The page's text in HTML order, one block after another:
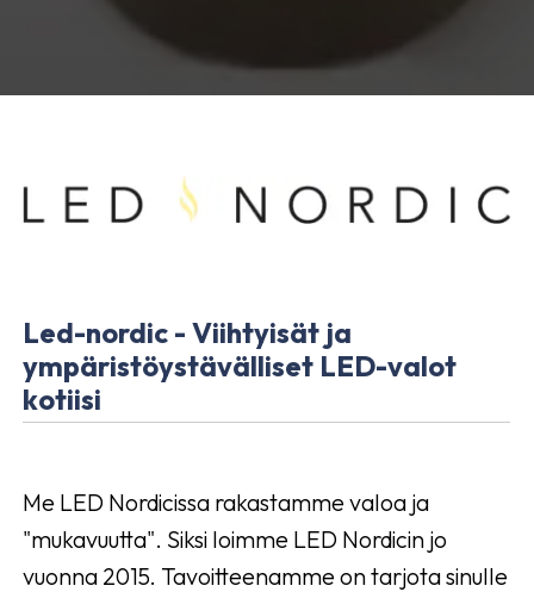
Led-nordic - Viihtyisät ja
ympäristöystävälliset LED-valot
kotiisi
Me LED Nordicissa rakastamme valoa ja
"mukavuutta". Siksi loimme LED Nordicin jo
vuonna 2015. Tavoitteenamme on tarjota sinulle